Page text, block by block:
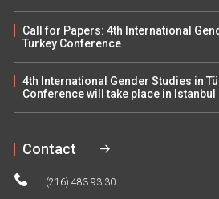
Call for Papers: 4th International
Turkey Conference
4th International Gender Studies in
Conference will take place in Istanbul
Contact
(216) 483 93 30